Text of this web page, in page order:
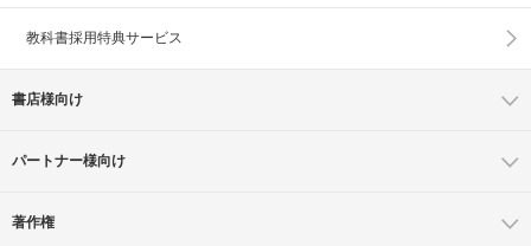
教科書採用特典サービス
書店様向け
パートナー様向け
著作権